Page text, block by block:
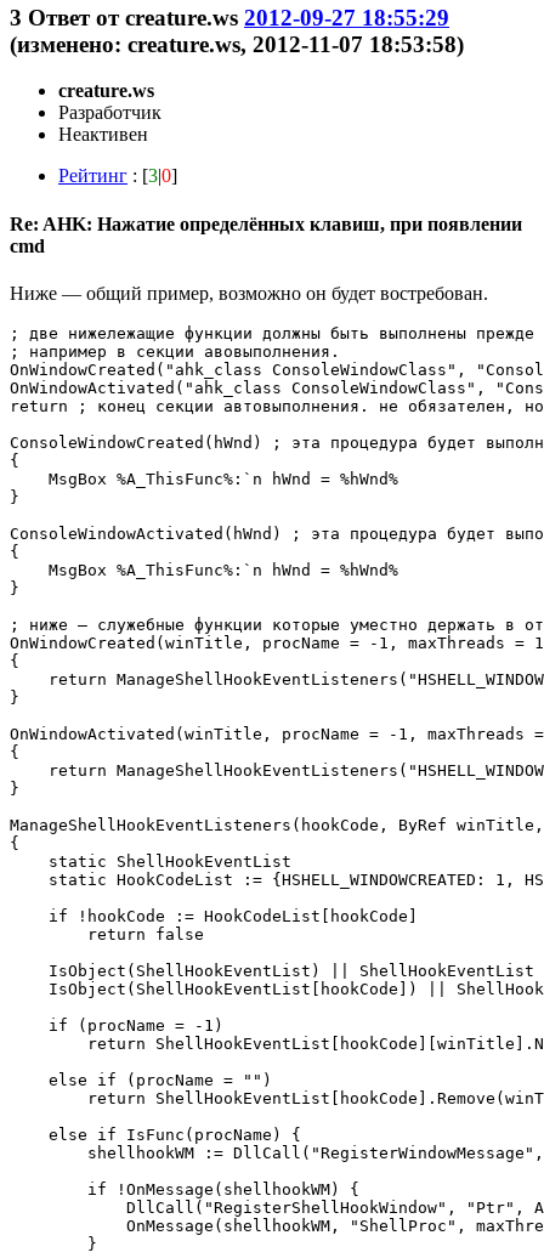
3 Ответ отcreature.ws 2012-09-27 18:55:29
(изменено: creature.ws, 2012-11-07 18:53:58)
creature.ws
Разработчик
Неактивен
Рейтинг : [3|0]
Re: AHK: Нажатие определённых клавиш, при появлении
cmd
Ниже — общий пример, возможно он будет востребован.
; две нижележащие функции должны быть выполнены
; например в секции авовыполнения.
OnWindowCreated("ahk_class ConsoleWindowClass",
OnWindowActivated("ahk_class ConsoleWindowClass",
return ; конец секции автовыполнения. не обязателен,
ConsoleWindowCreated(hWnd) ; эта процедура будет
{
    MsgBox %A_ThisFunc%:`n hWnd = %hWnd%
}
ConsoleWindowActivated(hWnd) ; эта процедура будет
{
    MsgBox %A_ThisFunc%:`n hWnd = %hWnd%
}
; ниже — служебные функции которые уместно держать в
OnWindowCreated(winTitle, procName = -1, maxThreads =
{
return
}
OnWindowActivated(winTitle, procName = -1, maxThreads
{
return
}
ManageShellHookEventListeners(hookCode, ByRef
{
    static ShellHookEventList
static HookCodeList := {HSHELL_WINDOWCREATED: 1,
    if !hookCode := HookCodeList[hookCode]
        return false
IsObject(ShellHookEventList) ||
IsObject(ShellHookEventList[hookCode]) ||
    if (procName = -1)
return
    else if (procName = "")
return
    else if IsFunc(procName) {
shellhookWM :=
        if !OnMessage(shellhookWM) {
DllCall("RegisterShellHookWindow", "Ptr",
OnMessage(shellhookWM, "ShellProc",
        }